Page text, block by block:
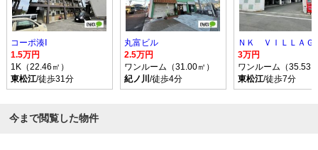
コーポ湊Ⅰ
1.5万円
1K（22.46㎡）
東松江/徒歩31分
丸富ビル
2.5万円
ワンルーム（31.00㎡）
紀ノ川 /徒歩4分
ＮＫ ＶＩＬＬＡＧ
3万円
ワンルーム（35.53
東松江/徒歩7分
今まで閲覧した物件